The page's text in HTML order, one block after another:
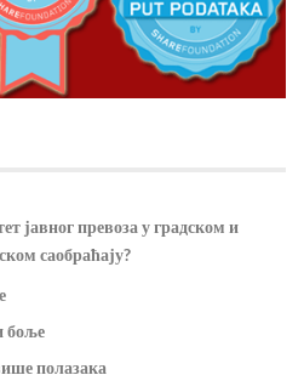
јавног превоза у градском и
саобраћају?
боље
полазака